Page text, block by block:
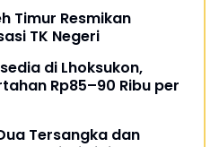
Timur Resmikan
TK Negeri
di Lhoksukon,
Rp85–90 Ribu per
Tersangka dan